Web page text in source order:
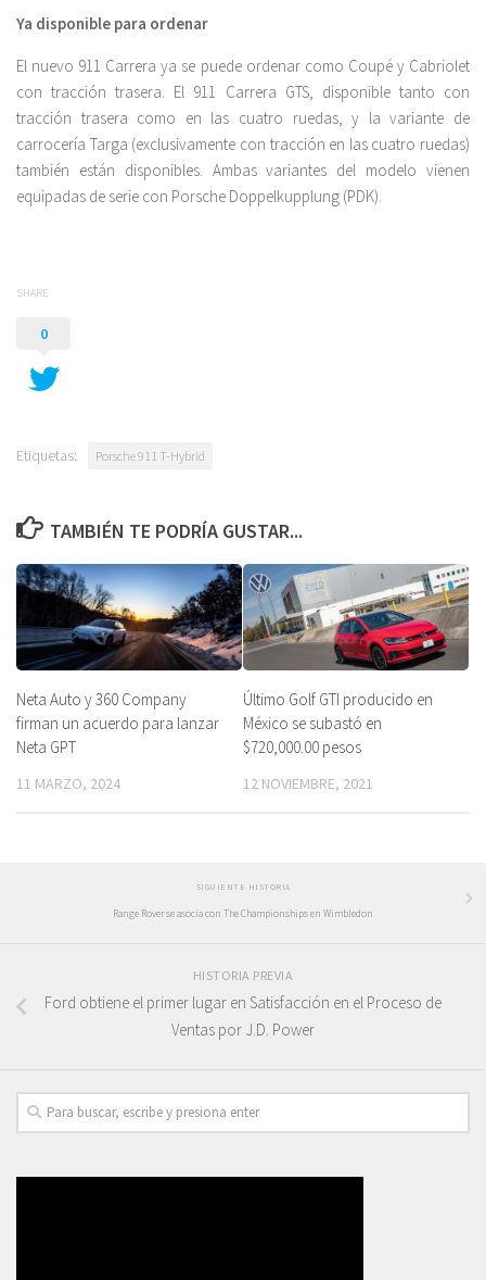
Ya disponible para ordenar
El nuevo 911 Carrera ya se puede ordenar como Coupé y Cabriolet
con tracción trasera. El 911 Carrera GTS, disponible tanto con
tracción trasera como en las cuatro ruedas, y la variante de
carrocería Targa (exclusivamente con tracción en las cuatro ruedas)
también están disponibles. Ambas variantes del modelo vienen
equipadas de serie con Porsche Doppelkupplung (PDK).
SHARE
0
Etiquetas: Porsche 911 T-Hybrid
TAMBIÉN TE PODRÍA GUSTAR...
Neta Auto y 360 Company
firman un acuerdo para lanzar
Neta GPT
11 MARZO, 2024
Último Golf GTI producido en
México se subastó en
$720,000.00 pesos
12 NOVIEMBRE, 2021
SIGUIENTE HISTORIA
Range Rover se asocia con The Championships en Wimbledon
HISTORIA PREVIA
Ford obtiene el primer lugar en Satisfacción en el Proceso de
Ventas por J.D. Power